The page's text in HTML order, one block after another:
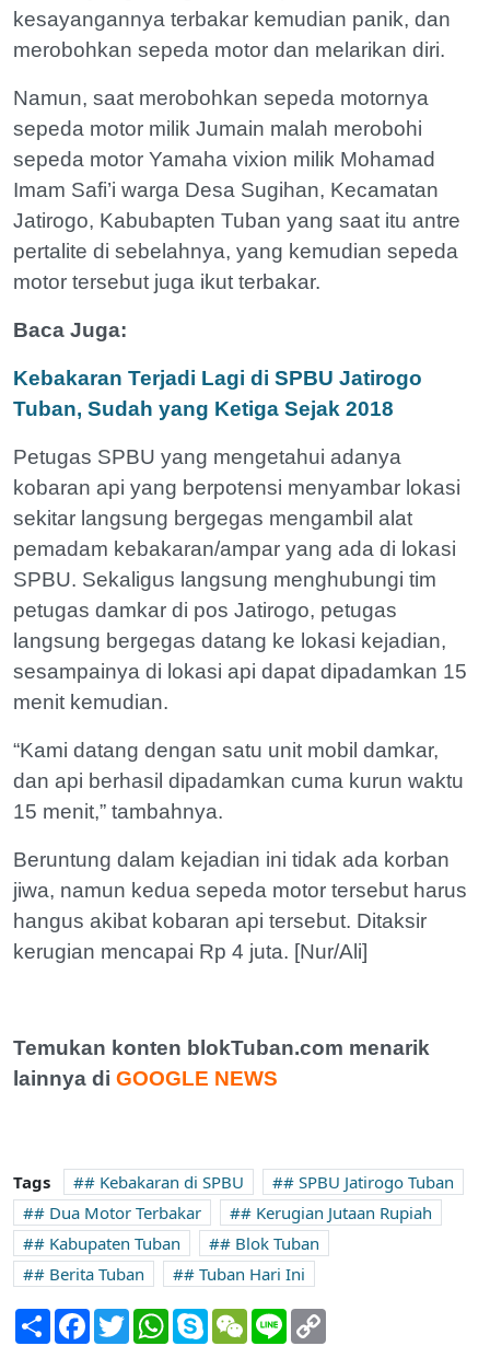
kesayangannya terbakar kemudian panik, dan
merobohkan sepeda motor dan melarikan diri.
Namun, saat merobohkan sepeda motornya
sepeda motor milik Jumain malah merobohi
sepeda motor Yamaha vixion milik Mohamad
Imam Safi’i warga Desa Sugihan, Kecamatan
Jatirogo, Kabubapten Tuban yang saat itu antre
pertalite di sebelahnya, yang kemudian sepeda
motor tersebut juga ikut terbakar.
Baca Juga:
Kebakaran Terjadi Lagi di SPBU Jatirogo
Tuban, Sudah yang Ketiga Sejak 2018
Petugas SPBU yang mengetahui adanya
kobaran api yang berpotensi menyambar lokasi
sekitar langsung bergegas mengambil alat
pemadam kebakaran/ampar yang ada di lokasi
SPBU. Sekaligus langsung menghubungi tim
petugas damkar di pos Jatirogo, petugas
langsung bergegas datang ke lokasi kejadian,
sesampainya di lokasi api dapat dipadamkan 15
menit kemudian.
“Kami datang dengan satu unit mobil damkar,
dan api berhasil dipadamkan cuma kurun waktu
15 menit,” tambahnya.
Beruntung dalam kejadian ini tidak ada korban
jiwa, namun kedua sepeda motor tersebut harus
hangus akibat kobaran api tersebut. Ditaksir
kerugian mencapai Rp 4 juta. [Nur/Ali]
Temukan konten blokTuban.com menarik
lainnya di GOOGLE NEWS
Tags # Kebakaran di SPBU
# SPBU Jatirogo Tuban
# Dua Motor Terbakar
# Kerugian Jutaan Rupiah
# Kabupaten Tuban
# Blok Tuban
# Berita Tuban
# Tuban Hari Ini
Share Facebook
TwitterWhatsApp
SkypeWeChatLine